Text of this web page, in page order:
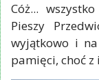
Cóż...
Pieszy
wyjątkowo i
pamięci, choć